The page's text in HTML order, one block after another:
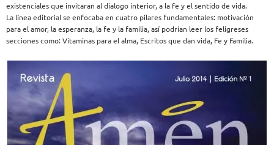
existenciales que invitaran al dialogo interior, a la fe y el sentido de vida.
La línea editorial se enfocaba en cuatro pilares fundamentales: motivación
para el amor, la esperanza, la fe y la familia, así podrían leer los feligreses
secciones como: Vitaminas para el alma, Escritos que dan vida, Fe y Familia.